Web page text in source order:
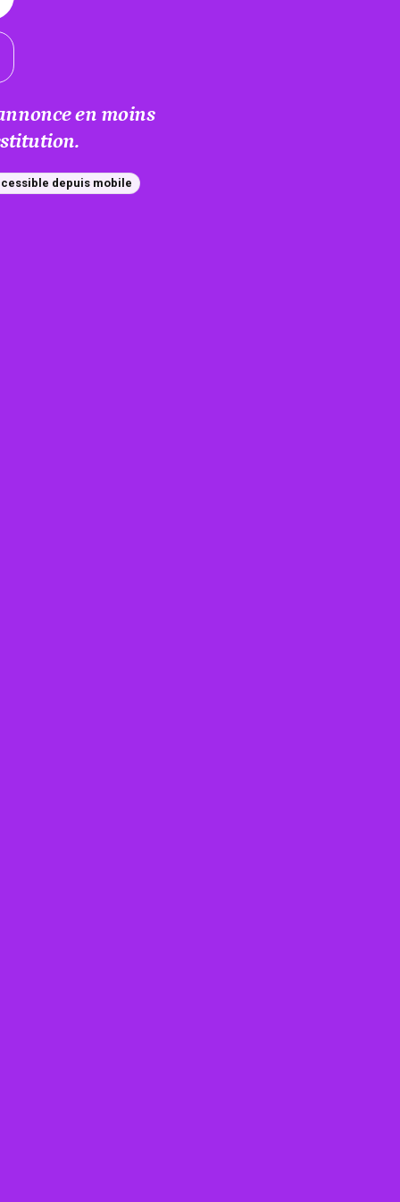
en moins
depuis mobile